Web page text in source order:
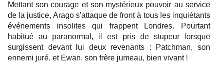
Mettant son courage et son mystérieux pouvoir au service
de la justice, Arago s'attaque de front à tous les inquiétants
événements insolites qui frappent Londres. Pourtant
habitué au paranormal, il est pris de stupeur lorsque
surgissent devant lui deux revenants : Patchman, son
ennemi juré, et Ewan, son frère jumeau, bien vivant !